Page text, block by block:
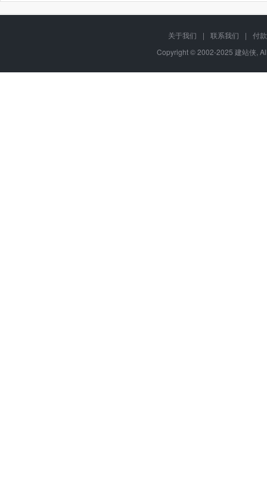
关于我们 | 联系我们 |
付
Copyright © 2002-2025 建站侠,